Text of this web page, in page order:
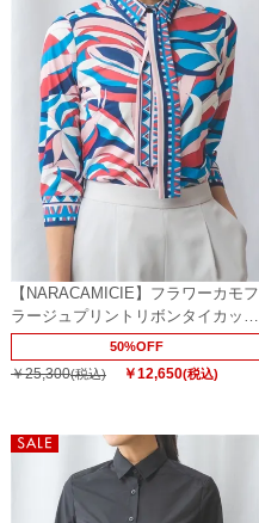
【NARACAMICIE】フラワーカモフ
ラージュプリントリボンタイカット
ソー
50%OFF
￥25,300(税込) ￥12,650(税込)